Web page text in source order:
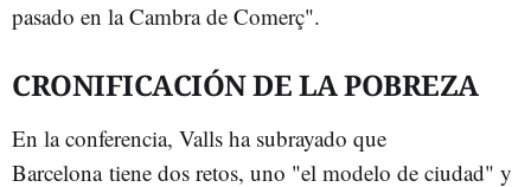
pasado en la Cambra de Comerç".
CRONIFICACIÓN DE LA POBREZA
En la conferencia, Valls ha subrayado que
Barcelona tiene dos retos, uno "el modelo de ciudad" y